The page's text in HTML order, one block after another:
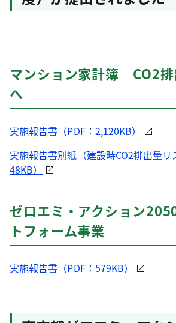
マンション家計簿 CO2排
へ
実施報告書（PDF：2,120KB）
実施報告書別紙（建設時CO2排出量リ
48KB）
ゼロエミ・アクション
トフォーム事業
実施報告書（PDF：579KB）